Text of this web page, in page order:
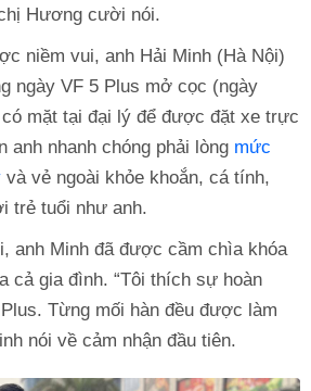
Hương cười nói.
niềm vui, anh Hải Minh (Hà Nội)
ngày VF 5 Plus mở cọc (ngày
có mặt tại đại lý để được đặt xe trực
anh nhanh chóng phải lòng mức
và vẻ ngoài khỏe khoắn, cá tính,
trẻ tuổi như anh.
anh Minh đã được cầm chìa khóa
cả gia đình. “Tôi thích sự hoàn
Từng mối hàn đều được làm
nói về cảm nhận đầu tiên.